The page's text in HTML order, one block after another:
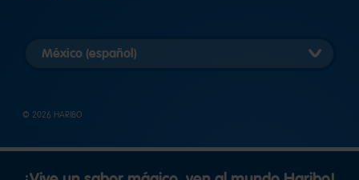
© 2026 HARIBO